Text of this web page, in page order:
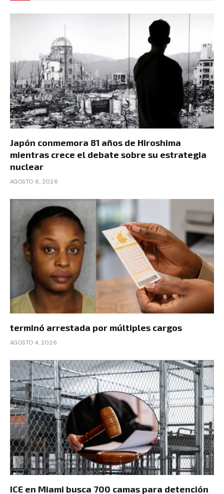
Japón conmemora 81 años de Hiroshima
mientras crece el debate sobre su estrategia
nuclear
AGOSTO 6, 2026
terminó arrestada por múltiples cargos
AGOSTO 4, 2026
ICE en Miami busca 700 camas para detención